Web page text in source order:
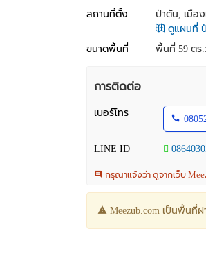
สถานที่ตั้ง
ป่าตัน, เมือ
ดูแผนที่
ขนาดพื้นที่
พื้นที่ 59 ตร.
การติดต่อ
เบอร์โทร
LINE ID
กรุณาแจ้งว่า ดูจากเว็บ
Meezub.com เป็นพื้นที่ฝ